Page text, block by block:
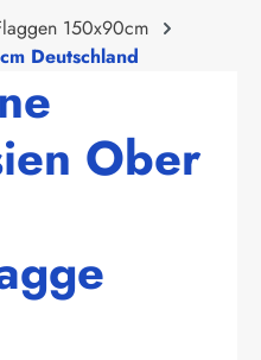
150x90cm
Deutschland
Ober